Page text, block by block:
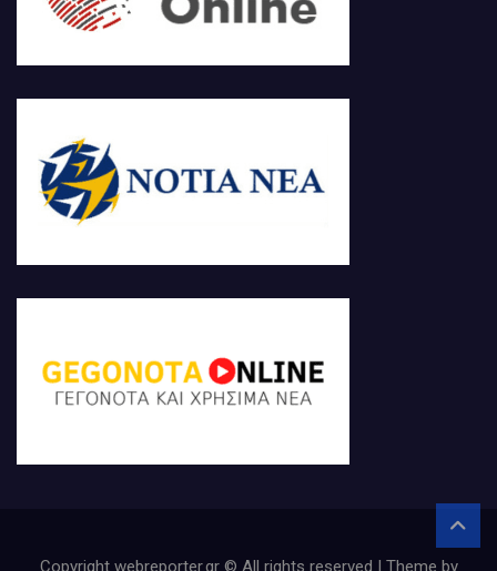
Copyright webreporter.gr © All rights reserved | Theme by